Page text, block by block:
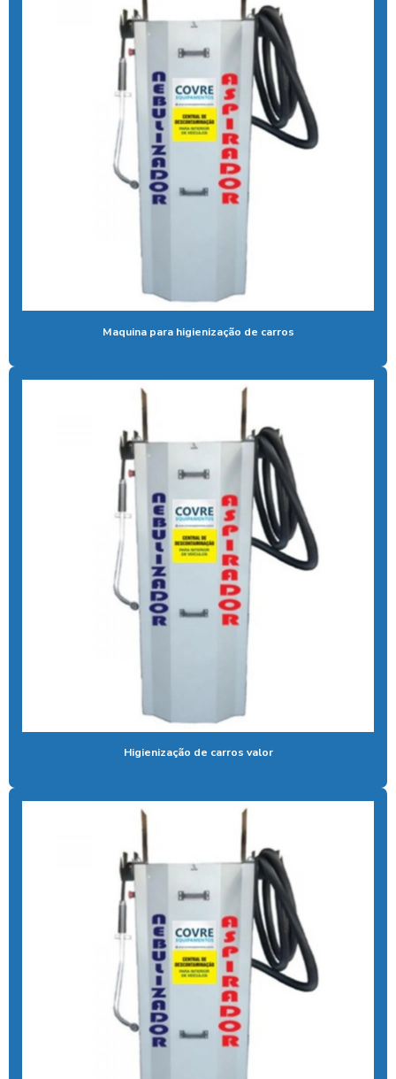
Aspirador self service moedas
Aspirador self service onde encontrar
Aspirador self service pagamento pix
Aspirador self service com pix
Aspirador self service pix preço
Aspirador self service para postos com pix
Bomba de alta pressão com controle remoto
Bomba para lavar caminhão
Calibrador pneu moedeiro
Calibrador de pneus com pagamento via pix
Chuveiro tarifador pix
Coagulante orgânico
Coagulante orgânico tanino
Contador de banhos
Controlador de banho com moedas
Controlador de chuveiro
Controlador de chuveiro com pix
Controlador de ducha para quiosque
Controlador de tempo de banho
Controlador de tempo chuveiro
Desengraxante alcalino biodegradavel
Detergente para lavar caminhões
Ducha automatica para carros
Maquina para higienização de carros
Higienização de carros valor